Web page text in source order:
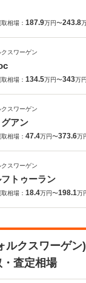
相場： 187.9万円〜243.8
クスワーゲン
相場： 134.5万円〜343万円
クスワーゲン
アン
相場： 47.4万円〜373.6万
クスワーゲン
フトゥーラン
相場： 18.4万円〜198.1万
ルクスワーゲ
査定相場